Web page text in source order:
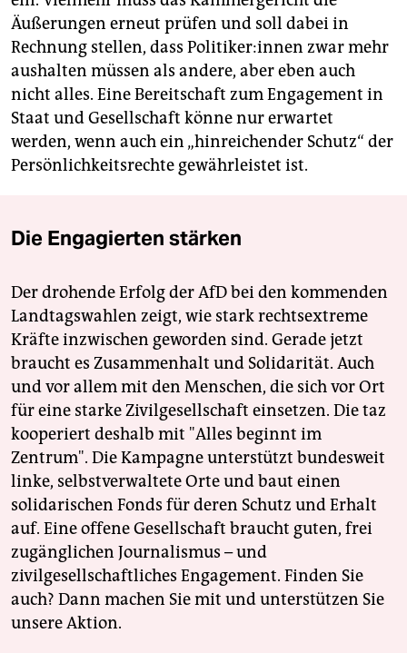
Äußerungen erneut prüfen und soll dabei in
Rechnung stellen, dass Po­li­ti­ke­r:in­nen zwar mehr
aushalten müssen als andere, aber eben auch
nicht alles. Eine Bereitschaft zum Engagement in
Staat und Gesellschaft könne nur erwartet
werden, wenn auch ein „hinreichender Schutz“ der
Persönlichkeitsrechte gewährleistet ist.
Die Engagierten stärken
Der drohende Erfolg der AfD bei den kommenden
Landtagswahlen zeigt, wie stark rechtsextreme
Kräfte inzwischen geworden sind. Gerade jetzt
braucht es Zusammenhalt und Solidarität. Auch
und vor allem mit den Menschen, die sich vor Ort
für eine starke Zivilgesellschaft einsetzen. Die taz
kooperiert deshalb mit "Alles beginnt im
Zentrum". Die Kampagne unterstützt bundesweit
linke, selbstverwaltete Orte und baut einen
solidarischen Fonds für deren Schutz und Erhalt
auf. Eine offene Gesellschaft braucht guten, frei
zugänglichen Journalismus – und
zivilgesellschaftliches Engagement. Finden Sie
auch? Dann machen Sie mit und unterstützen Sie
unsere Aktion.